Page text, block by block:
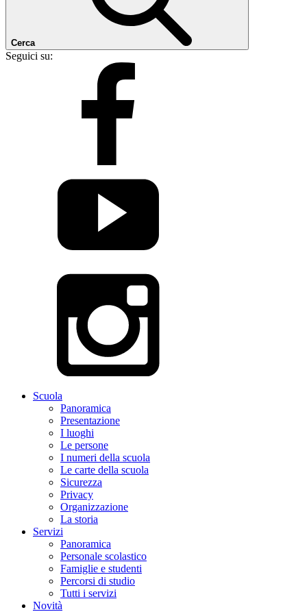
Cerca
Seguici su:
Scuola
Panoramica
Presentazione
I luoghi
Le persone
I numeri della scuola
Le carte della scuola
Sicurezza
Privacy
Organizzazione
La storia
Servizi
Panoramica
Personale scolastico
Famiglie e studenti
Percorsi di studio
Tutti i servizi
Novità